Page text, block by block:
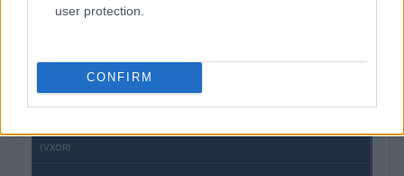
user protection.
CONFIRM
(VXOR)